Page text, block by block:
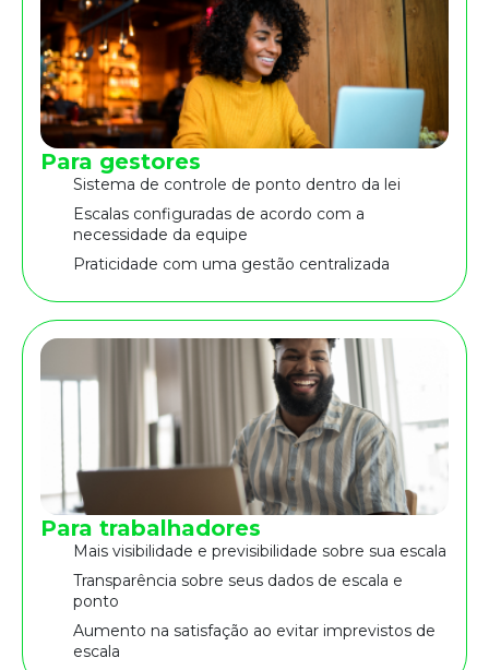
Para gestores
Sistema de controle de ponto dentro da lei
Escalas configuradas de acordo com a
necessidade da equipe
Praticidade com uma gestão centralizada
Para trabalhadores
Mais visibilidade e previsibilidade sobre sua escala
Transparência sobre seus dados de escala e
ponto
Aumento na satisfação ao evitar imprevistos de
escala